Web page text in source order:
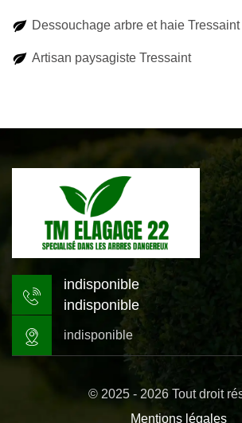
Dessouchage arbre et haie Tressaint
Artisan paysagiste Tressaint
indisponible
indisponible
indisponible
© 2025 - 2026 Tout droit
Mentions légales